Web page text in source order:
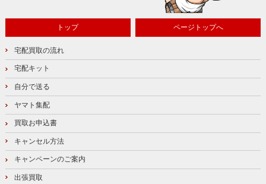
トップ ページトップへ
宅配買取の流れ
宅配キット
自分で送る
ヤマト集配
買取お申込書
キャンセル方法
キャンペーンのご案内
出張買取